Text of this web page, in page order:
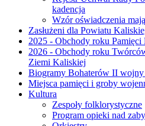
kadencja
Wzór oświadczenia
Zasłużeni dla Powiatu
2025 - Obchody roku
2026 - Obchody roku
Ziemi Kaliskiej
Biogramy Bohaterów II
Miejsca pamięci i groby
Kultura
Zespoły folklorystyczne
Program opieki nad